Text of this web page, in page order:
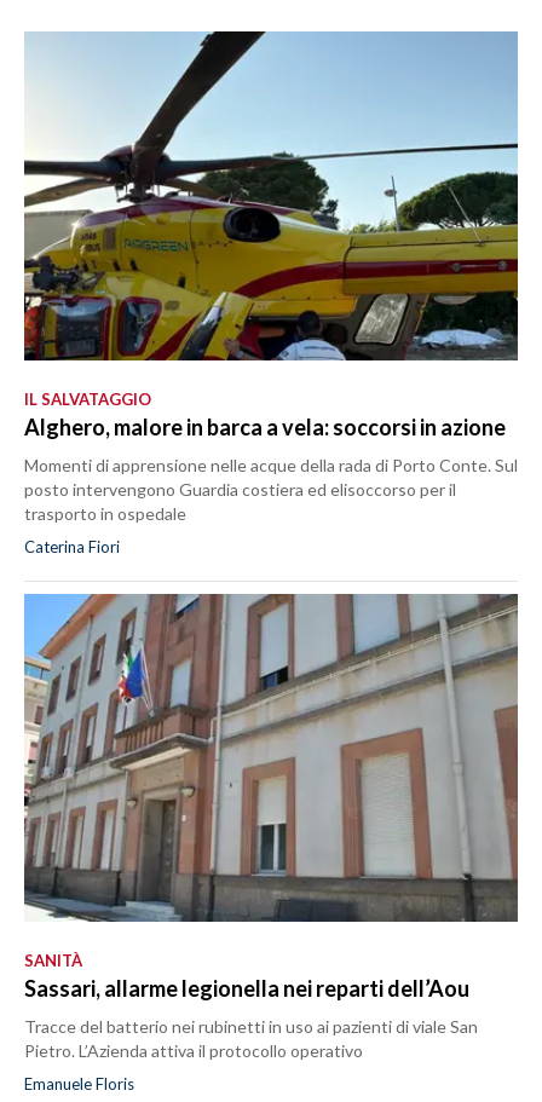
IL SALVATAGGIO
Alghero, malore in barca a vela: soccorsi in azione
Momenti di apprensione nelle acque della rada di Porto Conte. Sul
posto intervengono Guardia costiera ed elisoccorso per il
trasporto in ospedale
Caterina Fiori
SANITÀ
Sassari, allarme legionella nei reparti dell’Aou
Tracce del batterio nei rubinetti in uso ai pazienti di viale San
Pietro. L’Azienda attiva il protocollo operativo
Emanuele Floris